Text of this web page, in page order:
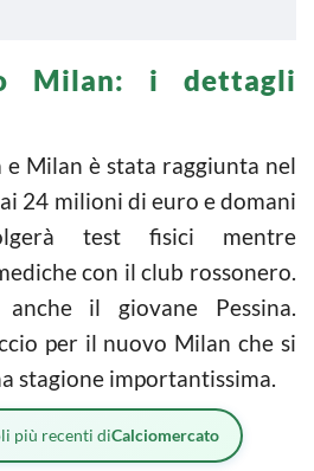
Milan: i dettagli
e Milan è stata raggiunta nel
24 milioni di euro e domani
test fisici mentre
con il club rossonero.
anche il giovane Pessina.
per il nuovo Milan che si
stagione importantissima.
più recenti diCalciomercato